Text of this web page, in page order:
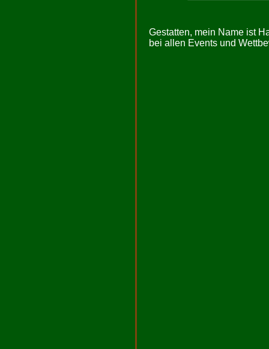
Gestatten, mein Name ist
bei allen Events und